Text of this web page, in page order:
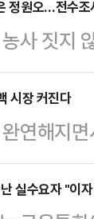
안팎의
화되고
는 결국
의힘은
다는 우
정원오…전수
사 짓지
을 명령
자로 지
관련해
잘했다"
했다.김
시장 커진다
연해지
연휴
리에 대
실수요자 "이